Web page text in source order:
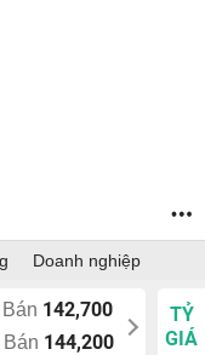
Doanh nghiệp
Bán 142,700
Bán 144,200
TỶ
GIÁ